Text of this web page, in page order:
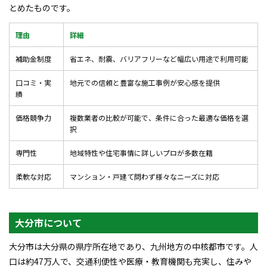
とめたものです。
理由 詳細
補助金制度 省エネ、耐震、バリアフリーなど幅広い用途で利用可能
口コミ・実
績
地元での信頼と豊富な施工事例が安心感を提供
価格競争力
複数業者の比較が可能で、条件に合った最適な価格を選
択
専門性 地域特性や住宅事情に詳しいプロが多数在籍
柔軟な対応 マンション・戸建て問わず様々なニーズに対応
大分市について
大分市は大分県の県庁所在地であり、九州地方の中核都市です。人
口は約47万人で、交通利便性や医療・教育機関も充実し、住みや